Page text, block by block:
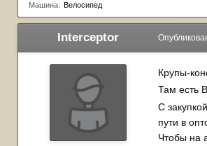
Машина: Велосипед
Interceptor
Крупы-
Там есть
С
пути в
Чтобы на